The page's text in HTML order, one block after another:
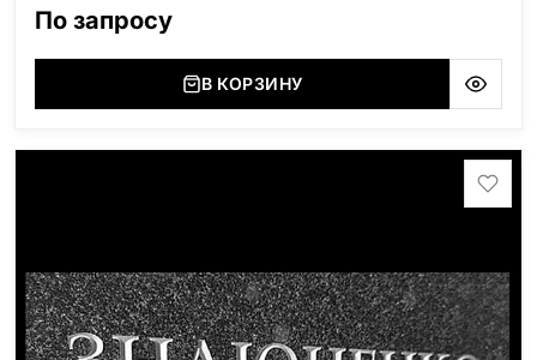
По запросу
В КОРЗИНУ